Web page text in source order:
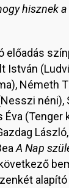
hisznek
előadás
István
Németh
néni),
Éva (Tenger
A Nap